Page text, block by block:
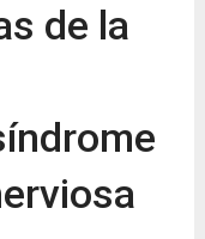
de la